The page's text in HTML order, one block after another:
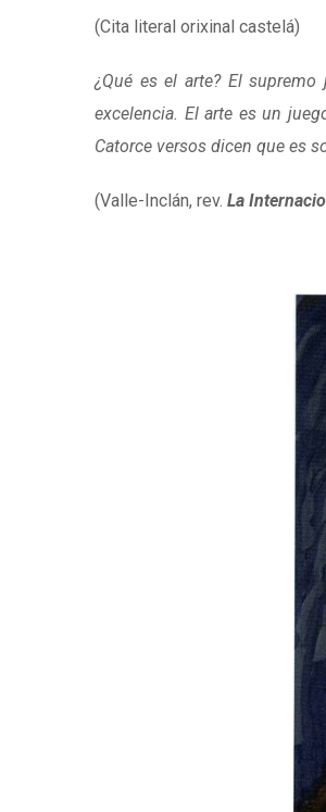
(Cita literal orixinal castelá)
¿Qué es el arte? El
excelencia. El arte es un
Catorce versos dicen que es
(Valle-Inclán, rev. La